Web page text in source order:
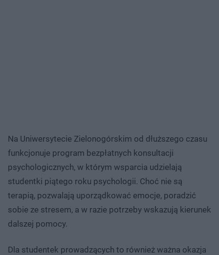
Na Uniwersytecie Zielonogórskim od dłuższego czasu
funkcjonuje program bezpłatnych konsultacji
psychologicznych, w którym wsparcia udzielają
studentki piątego roku psychologii. Choć nie są
terapią, pozwalają uporządkować emocje, poradzić
sobie ze stresem, a w razie potrzeby wskazują kierunek
dalszej pomocy.
Dla studentek prowadzących to również ważna okazja